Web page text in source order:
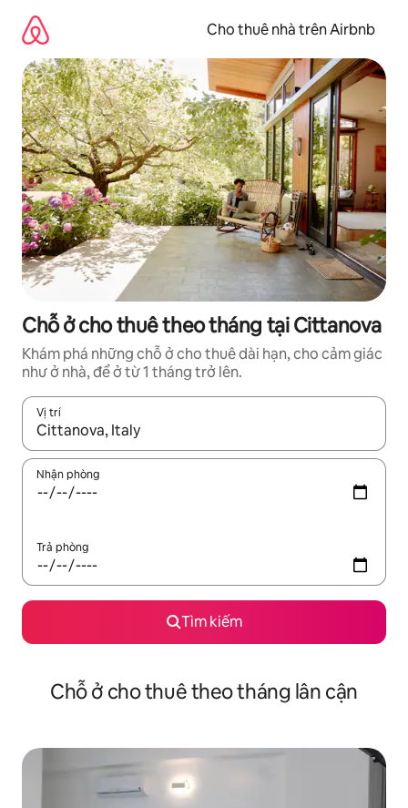
dung
Cho thuê nhà trên Airbnb
Chỗ ở cho thuê theo tháng tại Cittanova
Khám phá những chỗ ở cho thuê dài hạn, cho cảm giác
như ở nhà, để ở từ 1 tháng trở lên.
Vị trí
Khi có kết quả, hãy điều hướng bằng phím mũi tên lên và
Nhận phòng
Trả phòng
Tìm kiếm
Chỗ ở cho thuê theo tháng lân cận